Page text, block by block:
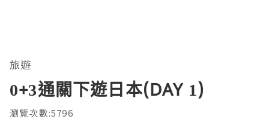
旅遊
0+3通關下遊日本(DAY 1)
瀏覽次數:5796